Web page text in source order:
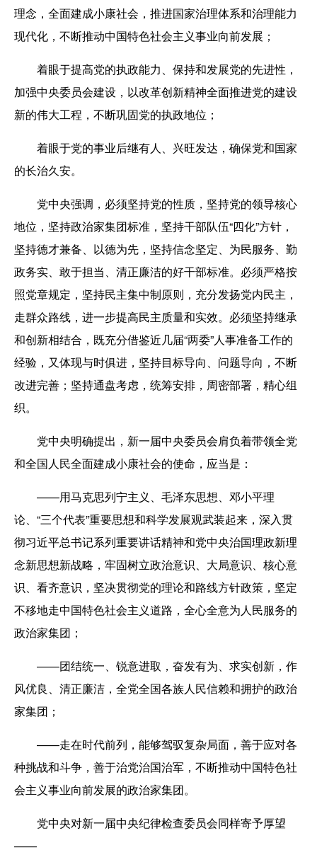
理念，全面建成小康社会，推进国家治理体系和治理能力
现代化，不断推动中国特色社会主义事业向前发展；
着眼于提高党的执政能力、保持和发展党的先进性，
加强中央委员会建设，以改革创新精神全面推进党的建设
新的伟大工程，不断巩固党的执政地位；
着眼于党的事业后继有人、兴旺发达，确保党和国家
的长治久安。
党中央强调，必须坚持党的性质，坚持党的领导核心
地位，坚持政治家集团标准，坚持干部队伍“四化”方针，
坚持德才兼备、以德为先，坚持信念坚定、为民服务、勤
政务实、敢于担当、清正廉洁的好干部标准。必须严格按
照党章规定，坚持民主集中制原则，充分发扬党内民主，
走群众路线，进一步提高民主质量和实效。必须坚持继承
和创新相结合，既充分借鉴近几届“两委”人事准备工作的
经验，又体现与时俱进，坚持目标导向、问题导向，不断
改进完善；坚持通盘考虑，统筹安排，周密部署，精心组
织。
党中央明确提出，新一届中央委员会肩负着带领全党
和全国人民全面建成小康社会的使命，应当是：
——用马克思列宁主义、毛泽东思想、邓小平理
论、“三个代表”重要思想和科学发展观武装起来，深入贯
彻习近平总书记系列重要讲话精神和党中央治国理政新理
念新思想新战略，牢固树立政治意识、大局意识、核心意
识、看齐意识，坚决贯彻党的理论和路线方针政策，坚定
不移地走中国特色社会主义道路，全心全意为人民服务的
政治家集团；
——团结统一、锐意进取，奋发有为、求实创新，作
风优良、清正廉洁，全党全国各族人民信赖和拥护的政治
家集团；
——走在时代前列，能够驾驭复杂局面，善于应对各
种挑战和斗争，善于治党治国治军，不断推动中国特色社
会主义事业向前发展的政治家集团。
党中央对新一届中央纪律检查委员会同样寄予厚望
——